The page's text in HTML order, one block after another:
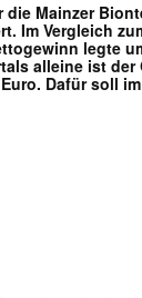
die Mainzer
Im Vergleich
legte
alleine ist
Dafür soll